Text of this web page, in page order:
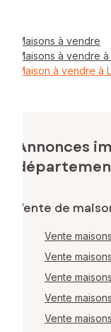
Maisons à vendre
Maisons à vendre
Maison à vendre à
Annonces
Vente de
Vente
Vente
Vente
Vente
Vente